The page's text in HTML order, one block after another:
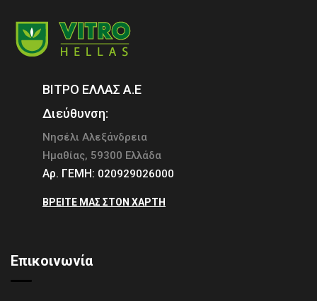
ΒΙΤΡΟ ΕΛΛΑΣ Α.Ε
Διεύθυνση:
Νησέλι Αλεξάνδρεια
Ημαθίας, 59300 Ελλάδα
Αρ. ΓΕΜΗ: 020929026000
ΒΡΕΊΤΕ ΜΑΣ ΣΤΟΝ ΧΆΡΤΗ
Επικοινωνία